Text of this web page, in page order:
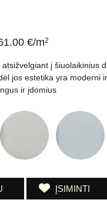
€/m2
į šiuolaikinius
jos estetika yra moderni
ir įdomius
ĮSIMINTI